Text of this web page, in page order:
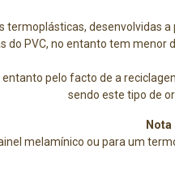
termoplásticas, desenvolvidas
PVC, no entanto tem
pelo facto de a
sendo este tipo de
melamínico ou para um